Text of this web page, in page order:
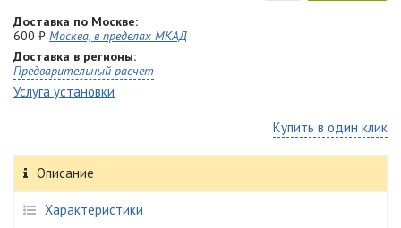
Доставка по Москве:
600 ₽ Москва, в пределах МКАД
Доставка в регионы:
Предварительный расчет
Услуга установки
Купить в один клик
Описание
Характеристики